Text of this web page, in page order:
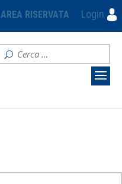
AREA RISERVATA Login